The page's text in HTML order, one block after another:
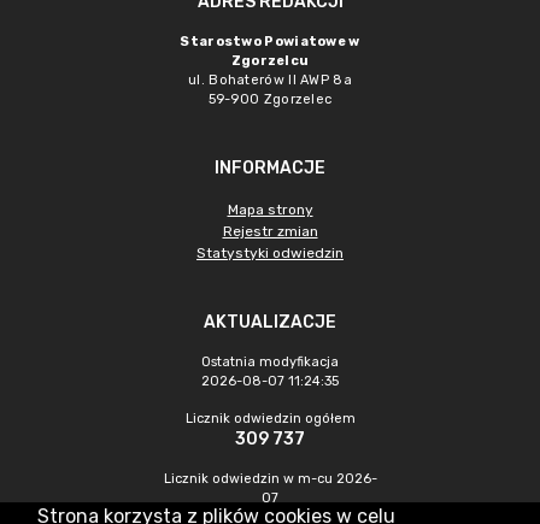
Starostwo Powiatowe w
Zgorzelcu
ul. Bohaterów II AWP 8a
59-900 Zgorzelec
INFORMACJE
Mapa strony
Rejestr zmian
Statystyki odwiedzin
AKTUALIZACJE
Ostatnia modyfikacja
2026-08-07 11:24:35
Licznik odwiedzin ogółem
309 737
Licznik odwiedzin w m-cu 2026-
07
435
Strona korzysta z plików cookies w celu